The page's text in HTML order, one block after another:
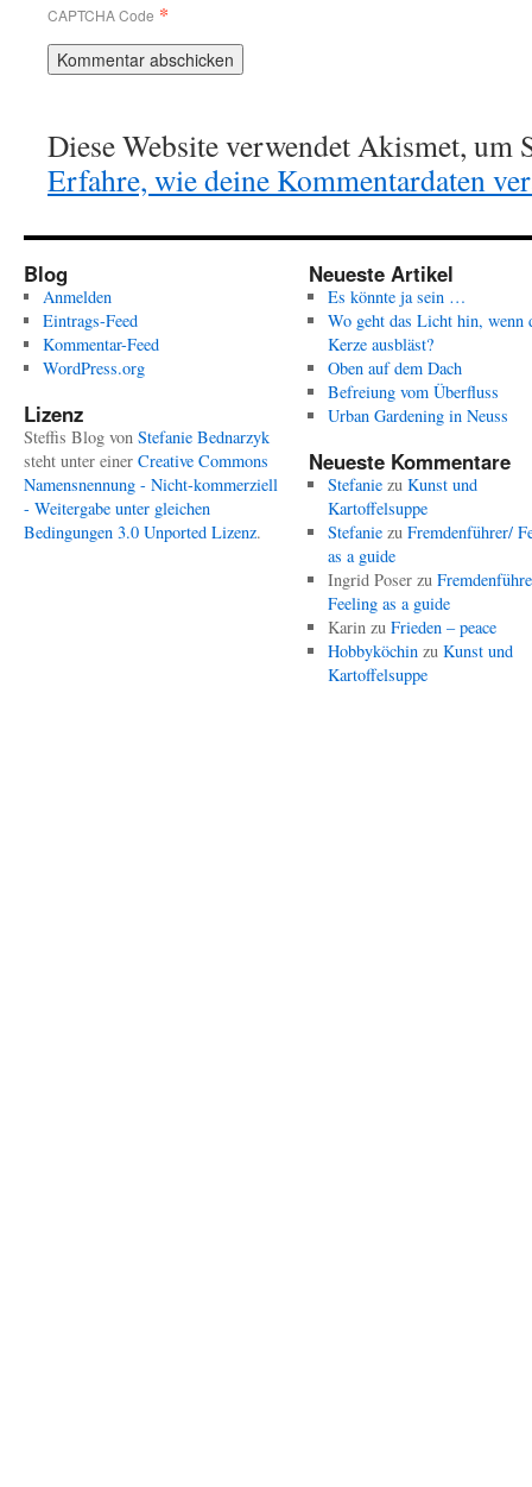
CAPTCHA Code *
Diese Website verwendet Akismet, um
Erfahre, wie deine Kommentardaten
Blog
Anmelden
Eintrags-Feed
Kommentar-Feed
WordPress.org
Lizenz
Steffis Blog von Stefanie Bednarzyk
steht unter einer Creative Commons
Namensnennung - Nicht-kommerziell
- Weitergabe unter gleichen
Bedingungen 3.0 Unported Lizenz.
Neueste Artikel
Es könnte ja sein …
Wo geht das Licht hin, wenn
Kerze ausbläst?
Oben auf dem Dach
Befreiung vom Überfluss
Urban Gardening in Neuss
Neueste Kommentare
Stefaniezu Kunst und
Kartoffelsuppe
Stefaniezu Fremdenführer/
as a guide
Ingrid Poserzu
Feeling as a guide
Karinzu Frieden – peace
Hobbyköchinzu Kunst und
Kartoffelsuppe